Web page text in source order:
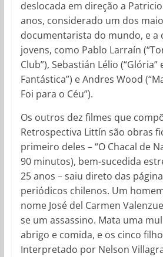
deslocada em direção a
anos, considerado um dos
documentarista do mundo, e a
jovens, como Pablo Larraín
Club”), Sebastián Lélio
Fantástica”) e Andres Wood
Foi para o Céu”).
Os outros dez filmes que
Retrospectiva Littín são obras
primeiro deles – “O Chacal de
90 minutos), bem-sucedida
25 anos – saiu direto das
periódicos chilenos. Um
nome José del Carmen
se um assassino. Mata uma
abrigo e comida, e os cinco
Interpretado por Nelson